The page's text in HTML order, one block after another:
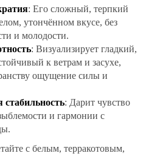
: Его сложный, терпкий
утончённом вкусе, без
и молодости.
: Визуализирует гладкий,
к ветрам и засухе,
ощущение силы и
: Дарит чувство
и гармонии с
с белым, терракотовым,